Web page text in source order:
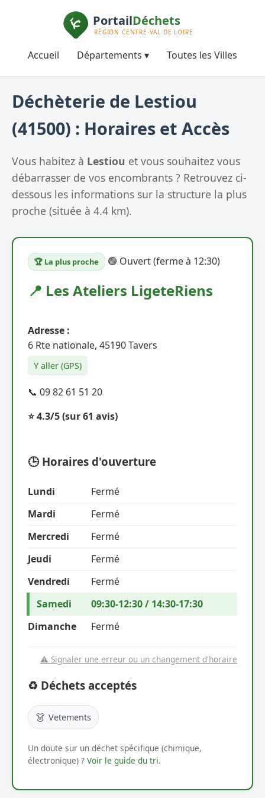
Accueil Départements ▾ Toutes les Villes
Déchèterie de Lestiou
(41500) : Horaires et Accès
Vous habitez à Lestiou et vous souhaitez vous
débarrasser de vos encombrants ? Retrouvez ci-
dessous les informations sur la structure la plus
proche (située à 4.4 km).
🏆 La plus proche 🟢 Ouvert (ferme à 12:30)
📍 Les Ateliers LigeteRiens
Adresse :
6 Rte nationale, 45190 Tavers
Y aller (GPS)
📞 09 82 61 51 20
⭐ 4.3/5(sur 61 avis)
🕒 Horaires d'ouverture
Lundi
Fermé
Mardi
Fermé
Mercredi
Fermé
Jeudi
Fermé
Vendredi
Fermé
Samedi
09:30-12:30 / 14:30-17:30
Dimanche
Fermé
⚠️ Signaler une erreur ou un changement d'horaire
♻️ Déchets acceptés
👗 Vetements
Un doute sur un déchet spécifique (chimique,
électronique) ? Voir le guide du tri.